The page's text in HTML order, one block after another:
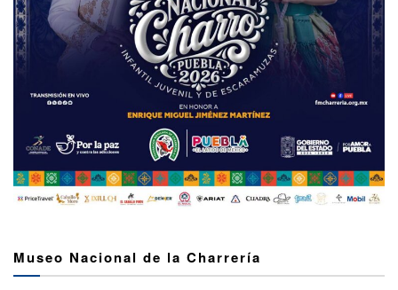
Museo Nacional de la Charrería